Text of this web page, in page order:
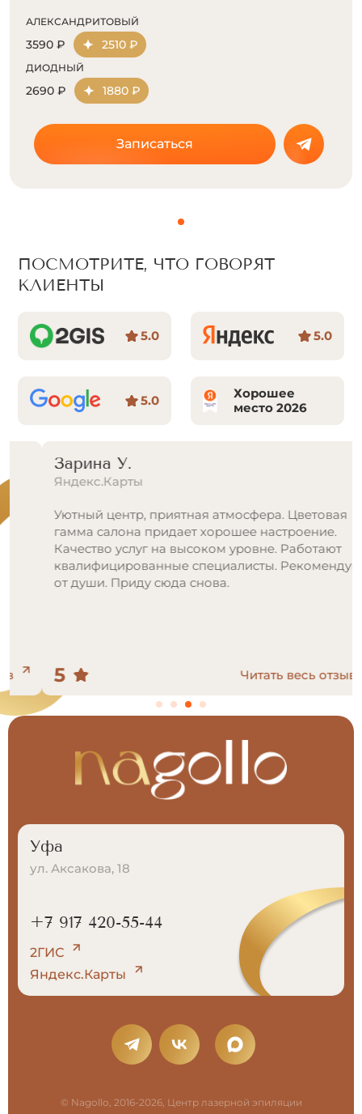
АЛЕКСАНДРИТОВЫЙ
3590 ₽ 2510 ₽
ДИОДНЫЙ
2690 ₽ 1880 ₽
Записаться
ПОСМОТРИТЕ, ЧТО ГОВОРЯТ
КЛИЕНТЫ
5.0 5.0
5.0
Хорошее
место 2026
Зарина У.
Яндекс.Карты
Уютный центр, приятная атмосфера. Цветовая
гамма салона придает хорошее настроение.
Качество услуг на высоком уровне. Работают
квалифицированные специалисты. Рекомендую
от души. Приду сюда снова.
5 Читать весь отзыв
© Nagollo, 2016-2026, Центр лазерной эпиляции
Уфа
ул. Аксакова, 18
+7 917 420-55-44
2ГИС
Яндекс.Карты